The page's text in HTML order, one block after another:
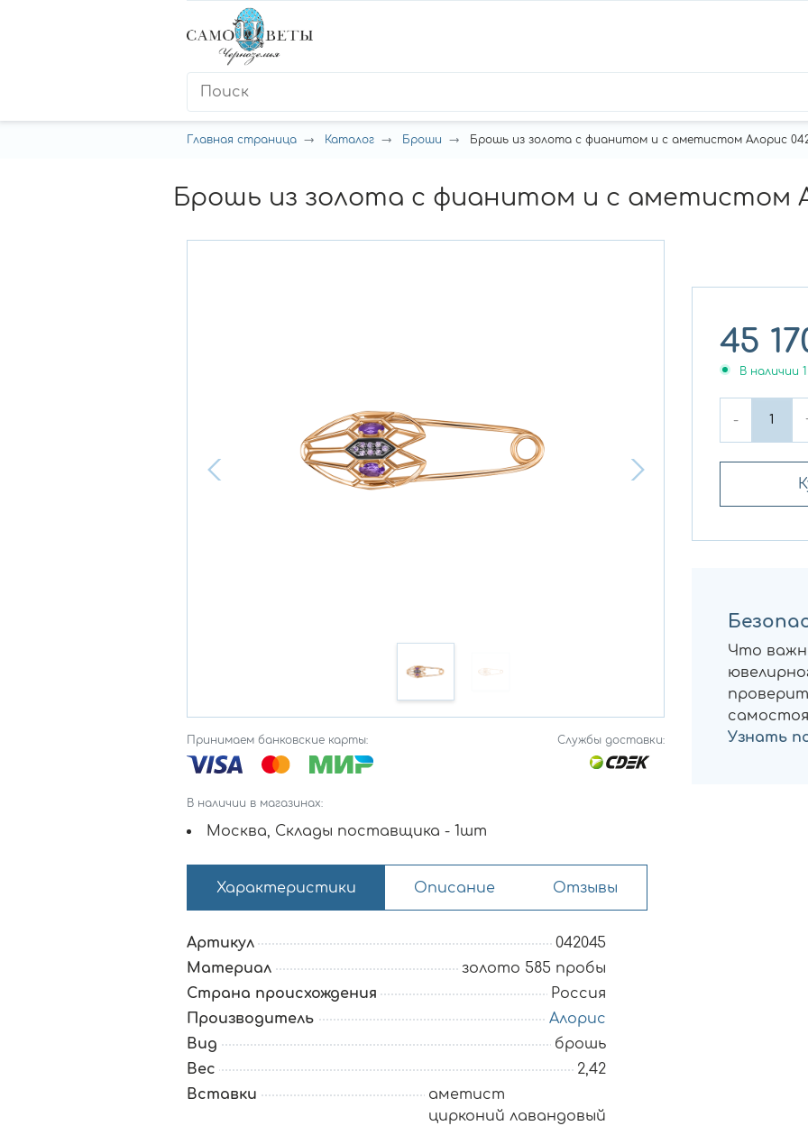
Главная страница Каталог Броши Брошь из золота с фианитом и с аметистом Алорис
Брошь из золота с фианитом и с аметистом
Принимаем банковские карты: Службы доставки:
В наличии в магазинах:
Москва, Склады поставщика - 1шт
45
В наличии 1
-
Что
Узнать
Характеристики Описание Отзывы
Артикул
042045
Материал
золото 585 пробы
Страна происхождения
Россия
Производитель
Алорис
Вид
брошь
Вес
2,42
Вставки
аметист
цирконий лавандовый